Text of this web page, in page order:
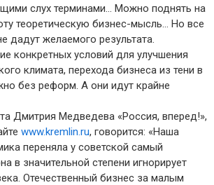
слух терминами… Можно поднять на
теоретическую бизнес-мысль… Но все
дадут желаемого результата.
конкретных условий для улучшения
климата, перехода бизнеса из тени в
без реформ. А они идут крайне
Дмитрия Медведева «Россия, вперед!»,
www.kremlin.ru, говорится: «Наша
переняла у советской самый
в значительной степени игнорирует
Отечественный бизнес за малым